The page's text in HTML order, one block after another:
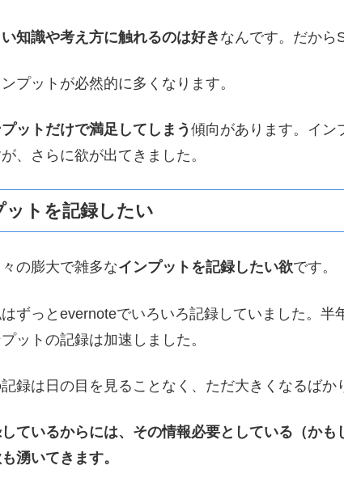
知識や考え方に触れるのは好きなんです。だから
プットが必然的に多くなります。
ットだけで満足してしまう 傾向があります。イン
、さらに欲が出てきました。
ットを記録したい
の膨大で雑多なインプットを記録したい欲です。
ずっとevernoteでいろいろ記録していました。半
ットの記録は加速しました。
録は日の目を見ることなく、ただ大きくなるばか
ているからには、その情報必要としている（か
湧いてきます。